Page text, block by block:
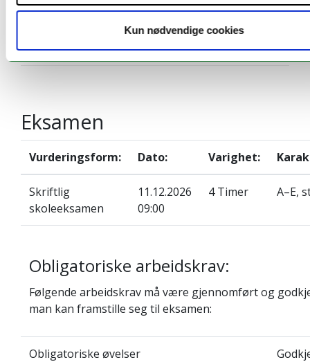
Kun nødvendige cookies
Eksamen
Vurderingsform: Dato: Varighet:
Skriftlig
skoleeksamen
11.12.2026
09:00
4 Timer A–E,
Obligatoriske arbeidskrav:
Følgende arbeidskrav må være gjennomført og
man kan framstille seg til eksamen:
Obligatoriske øvelser